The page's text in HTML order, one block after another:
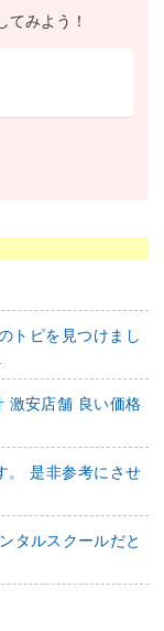
てみよう！
トピを見つけまし
激安店舗 良い価格
是非参考にさせ
タルスクールだと